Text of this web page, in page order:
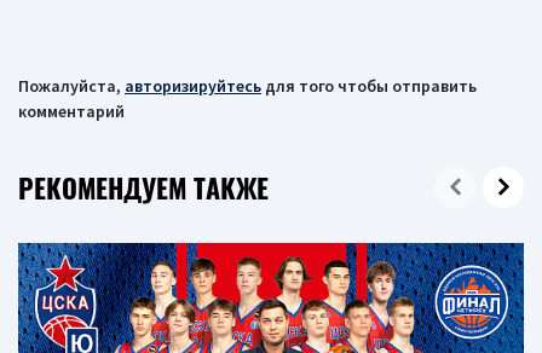
Пожалуйста, авторизируйтесь для того чтобы отправить
комментарий
РЕКОМЕНДУЕМ ТАКЖЕ